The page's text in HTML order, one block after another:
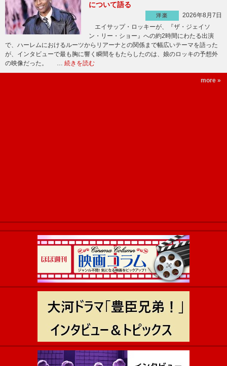
について語る
洋楽
2026年8月7日
エイサップ・ロッキーが、『ザ・ジェイソ
ン・リー・ショー』への約2時間にわたる出演
で、ハーレムにおけるルーツからリアーナとの関係まで幅広いテーマを語った
が、インタビューで最も胸に響く瞬間をもたらしたのは、娘のロッキの予想外
の映像だった。 … 続きを読む
more »